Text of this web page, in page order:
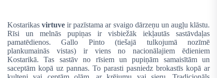
Kostarikasvirtuve ir pazīstama ar svaigo dārzeņu un augļu klāstu.
Rīsi un melnās pupiņas ir visbiežāk iekļautās sastāvdaļas
pamatēdienos. Gallo Pinto (tiešajā tulkojumā nozīmē
plankumainās vistas)
ir viens no nacionālajiem ēdieniem
Kostarikā. Tas sastāv no rīsiem un pupiņām samaisītām un
saceptām kopā uz pannas. To parasti pasniedz brokastīs kopā ar